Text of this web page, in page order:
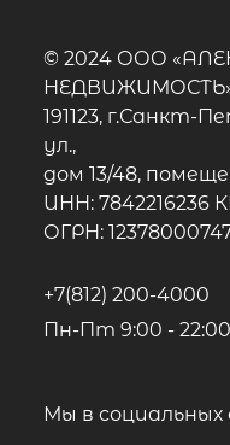
© 2024 ООО
191123, г.Санкт-
ул.,
дом 13/48,
ИНН: 7842216236
ОГРН:
+7(812) 200-4000
Пн-Пт 9:00 -
Мы в социальных